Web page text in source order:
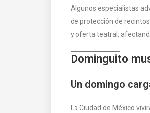
Algunos especialistas
de protección de
y oferta teatral,
Dominguito
Un domingo
La Ciudad de México